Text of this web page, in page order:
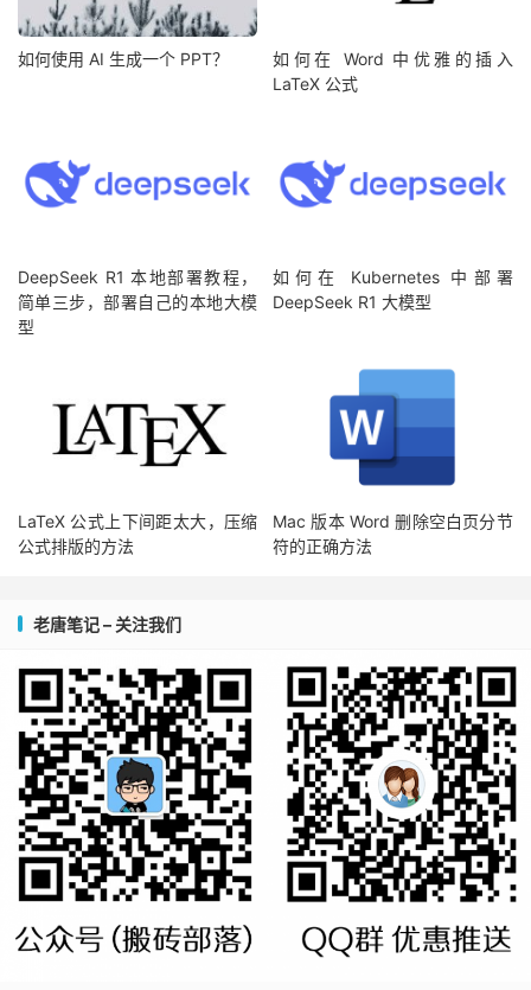
如何使用 AI 生成一个 PPT？
如何在 Word 中优雅的插入
LaTeX 公式
DeepSeek R1 本地部署教程，
简单三步，部署自己的本地大模
型
如何在 Kubernetes 中部署
DeepSeek R1 大模型
LaTeX 公式上下间距太大，压缩
公式排版的方法
Mac 版本 Word 删除空白页分节
符的正确方法
老唐笔记 – 关注我们